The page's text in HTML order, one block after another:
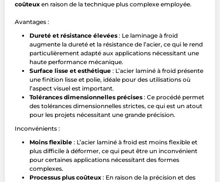
coûteux en raison de la technique plus complexe employée.
Avantages :
Dureté et résistance élevées : Le laminage à froid
augmente la dureté et la résistance de l’acier, ce qui le rend
particulièrement adapté aux applications nécessitant une
haute performance mécanique.
Surface lisse et esthétique : L’acier laminé à froid présente
une finition lisse et polie, idéale pour des utilisations où
l’aspect visuel est important.
Tolérances dimensionnelles précises : Ce procédé permet
des tolérances dimensionnelles strictes, ce qui est un atout
pour les projets nécessitant une grande précision.
Inconvénients :
Moins flexible : L’acier laminé à froid est moins flexible et
plus difficile à déformer, ce qui peut être un inconvénient
pour certaines applications nécessitant des formes
complexes.
Processus plus coûteux : En raison de la précision et des